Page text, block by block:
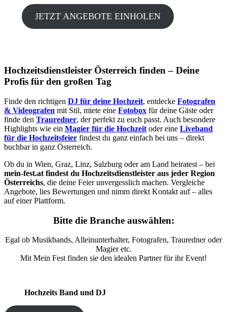
JETZT ANGEBOTE EINHOLEN
Hochzeitsdienstleister Österreich finden – Deine
Profis für den großen Tag
Finde den richtigen DJ für deine Hochzeit, entdecke Fotografen
& Videografen mit Stil, miete eine Fotobox für deine Gäste oder
finde den Trauredner, der perfekt zu euch passt. Auch besondere
Highlights wie ein Magier für die Hochzeit oder eine Liveband
für die Hochzeitsfeier findest du ganz einfach bei uns – direkt
buchbar in ganz Österreich.
Ob du in Wien, Graz, Linz, Salzburg oder am Land heiratest – bei
mein-fest.at findest du Hochzeitsdienstleister aus jeder Region
Österreichs, die deine Feier unvergesslich machen. Vergleiche
Angebote, lies Bewertungen und nimm direkt Kontakt auf – alles
auf einer Plattform.
Bitte die Branche auswählen:
Egal ob Musikbands, Alleinunterhalter, Fotografen, Trauredner oder
Magier etc.
Mit Mein Fest finden sie den idealen Partner für ihr Event!
Hochzeits Band und DJ